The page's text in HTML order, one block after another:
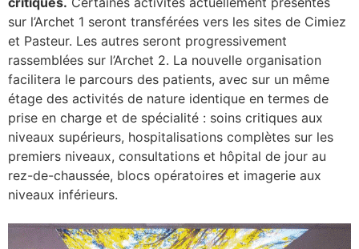
sur l’Archet 1 seront transférées vers les sites de Cimiez
et Pasteur. Les autres seront progressivement
rassemblées sur l’Archet 2. La nouvelle organisation
facilitera le parcours des patients, avec sur un même
étage des activités de nature identique en termes de
prise en charge et de spécialité : soins critiques aux
niveaux supérieurs, hospitalisations complètes sur les
premiers niveaux, consultations et hôpital de jour au
rez-de-chaussée, blocs opératoires et imagerie aux
niveaux inférieurs.